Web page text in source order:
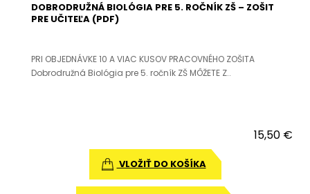
DOBRODRUŽNÁ BIOLÓGIA PRE 5. ROČNÍK ZŠ – ZOŠIT
PRE UČITEĽA (PDF)
PRI OBJEDNÁVKE 10 A VIAC KUSOV PRACOVNÉHO ZOŠITA
Dobrodružná Biológia pre 5. ročník ZŠ MÔŽETE Z..
15,50 €
VLOŽIŤ DO KOŠÍKA